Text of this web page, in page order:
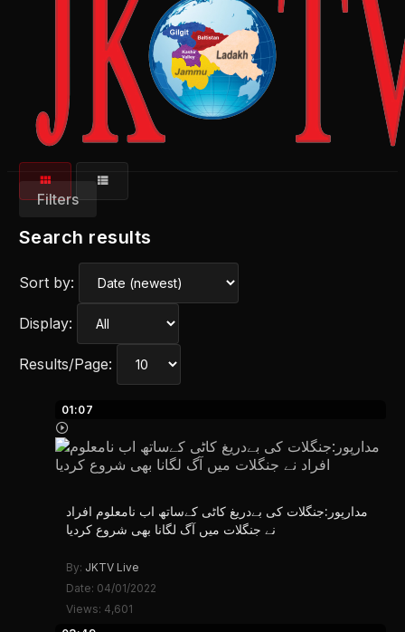
Filters
Search results
Sort by:
Display:
Results/Page:
01:07
مدارپور:جنگلات کی بےدریغ کاٹی کےساتھ اب نامعلوم افراد
نے جنگلات میں آگ لگانا بھی شروع کردیا
By: JKTV Live
Date: 04/01/2022
Views: 4,601